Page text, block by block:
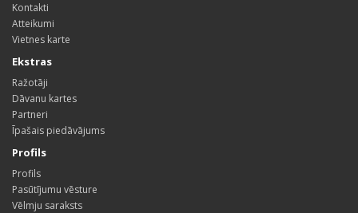
Kontakti
Atteikumi
Vietnes karte
Ekstras
Ražotāji
Dāvanu kartes
Partneri
Īpašais piedāvājums
Profils
Profils
Pasūtījumu vēsture
Vēlmju saraksts